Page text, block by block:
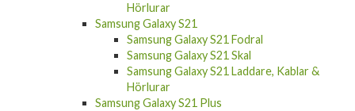
Hörlurar
Samsung Galaxy S21
Samsung Galaxy S21 Fodral
Samsung Galaxy S21 Skal
Samsung Galaxy S21 Laddare, Kablar &
Hörlurar
Samsung Galaxy S21 Plus